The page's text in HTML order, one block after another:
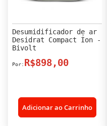
Desumidificador de ar
Desidrat Compact Íon -
Bivolt
R$898,00
Adicionar ao Carrinho